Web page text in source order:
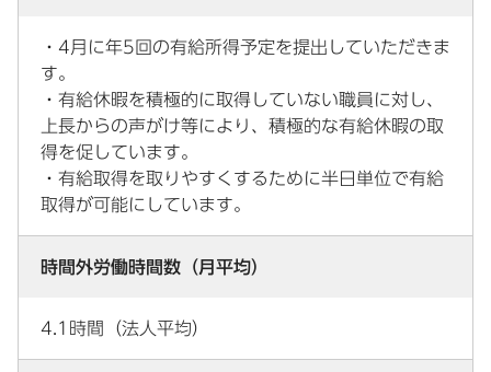
・4月に年5回の有給所得予定を提出していただきま
す。
・有給休暇を積極的に取得していない職員に対し、
上長からの声がけ等により、積極的な有給休暇の取
得を促しています。
・有給取得を取りやすくするために半日単位で有給
取得が可能にしています。
時間外労働時間数（月平均）
4.1時間（法人平均）